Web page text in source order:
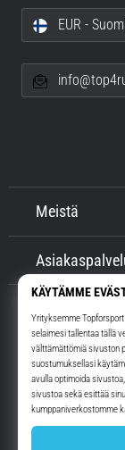
Yli 16 vuoden
Meistä
EUR -